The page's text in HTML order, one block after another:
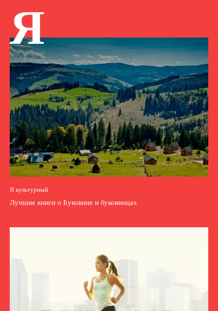
Я
Я культурный
Лучшие книги о Буковине и буковинцах